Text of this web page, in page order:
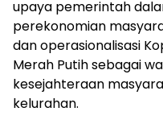
upaya pemerintah
perekonomian
dan operasionalisasi
Merah Putih sebagai
kesejahteraan
kelurahan.